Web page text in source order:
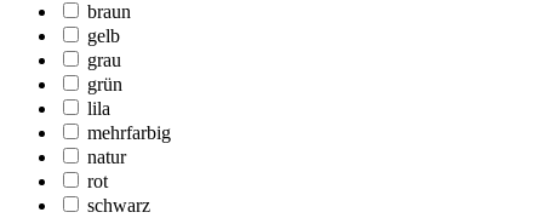
braun
gelb
grau
grün
lila
mehrfarbig
natur
rot
schwarz